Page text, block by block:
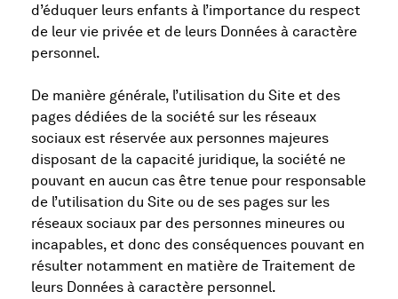
d’éduquer leurs enfants à l’importance du respect
de leur vie privée et de leurs Données à caractère
personnel.
De manière générale, l’utilisation du Site et des
pages dédiées de la société sur les réseaux
sociaux est réservée aux personnes majeures
disposant de la capacité juridique, la société ne
pouvant en aucun cas être tenue pour responsable
de l’utilisation du Site ou de ses pages sur les
réseaux sociaux par des personnes mineures ou
incapables, et donc des conséquences pouvant en
résulter notamment en matière de Traitement de
leurs Données à caractère personnel.